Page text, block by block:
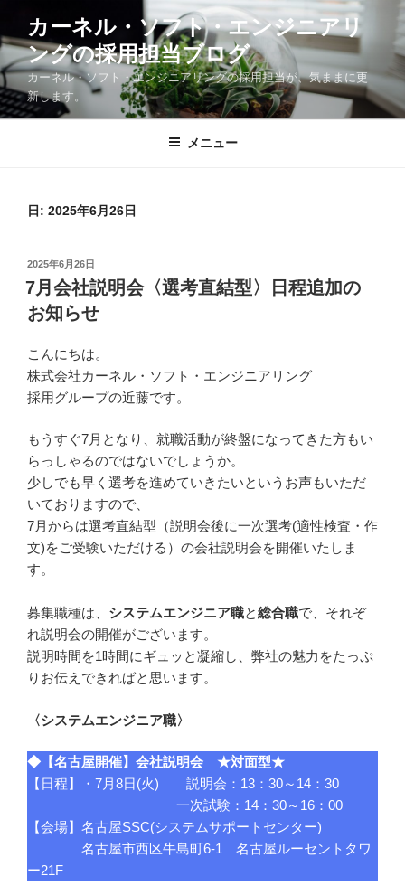
テ
ン
ツ
へ
カーネル・ソフト・エンジニアリ
ングの採用担当ブログ
カーネル・ソフト・エンジニアリングの採用担当が、気ままに更
新します。
メニュー
日: 2025年6月26日
投
稿
日:
2025年6月26日
7月会社説明会〈選考直結型〉日程追加の
お知らせ
こんにちは。
株式会社カーネル・ソフト・エンジニアリング
採用グループの近藤です。
もうすぐ7月となり、就職活動が終盤になってきた方もい
らっしゃるのではないでしょうか。
少しでも早く選考を進めていきたいというお声もいただ
いておりますので、
7月からは選考直結型（説明会後に一次選考(適性検査・作
文)をご受験いただける）の会社説明会を開催いたしま
す。
募集職種は、 システムエンジニア職と総合職で、それぞ
れ説明会の開催がございます。
説明時間を1時間にギュッと凝縮し、弊社の魅力をたっぷ
りお伝えできればと思います。
〈システムエンジニア職〉
◆【名古屋開催】会社説明会 ★対面型★
【日程】・7月8日(火) 説明会：13：30～14：30
一次試験：14：30～16：00
【会場】名古屋SSC(システムサポートセンター)
名古屋市西区牛島町6-1 名古屋ルーセントタワ
ー21F